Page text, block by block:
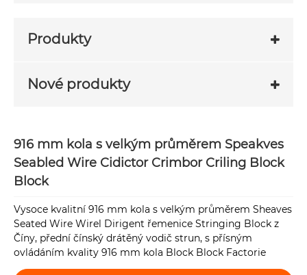
Produkty
Nové produkty
916 mm kola s velkým průměrem Speakves
Seabled Wire Cidictor Crimbor Criling Block
Block
Vysoce kvalitní 916 mm kola s velkým průměrem Sheaves
Seated Wire Wirel Dirigent řemenice Stringing Block z
Číny, přední čínský drátěný vodič strun, s přísným
ovládáním kvality 916 mm kola Block Block Factorie